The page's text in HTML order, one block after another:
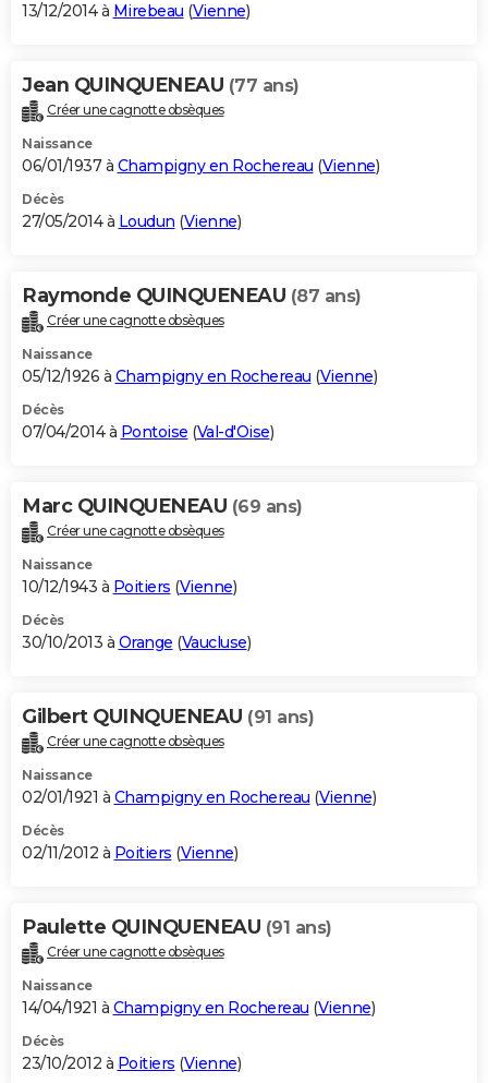
13/12/2014 à Mirebeau (Vienne)
Jean QUINQUENEAU (77 ans)
Créer une cagnotte obsèques
Naissance
06/01/1937 à Champigny en Rochereau (Vienne)
Décès
27/05/2014 à Loudun (Vienne)
Raymonde QUINQUENEAU (87 ans)
Créer une cagnotte obsèques
Naissance
05/12/1926 à Champigny en Rochereau (Vienne)
Décès
07/04/2014 à Pontoise (Val-d'Oise)
Marc QUINQUENEAU (69 ans)
Créer une cagnotte obsèques
Naissance
10/12/1943 à Poitiers (Vienne)
Décès
30/10/2013 à Orange (Vaucluse)
Gilbert QUINQUENEAU (91 ans)
Créer une cagnotte obsèques
Naissance
02/01/1921 à Champigny en Rochereau (Vienne)
Décès
02/11/2012 à Poitiers (Vienne)
Paulette QUINQUENEAU (91 ans)
Créer une cagnotte obsèques
Naissance
14/04/1921 à Champigny en Rochereau (Vienne)
Décès
23/10/2012 à Poitiers (Vienne)